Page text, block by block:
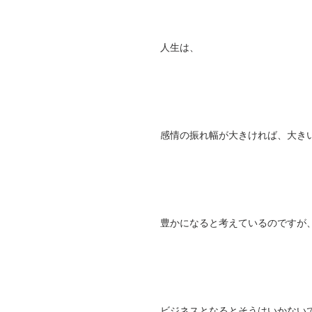
人生は、
感情の振れ幅が大きければ、大き
豊かになると考えているのですが、